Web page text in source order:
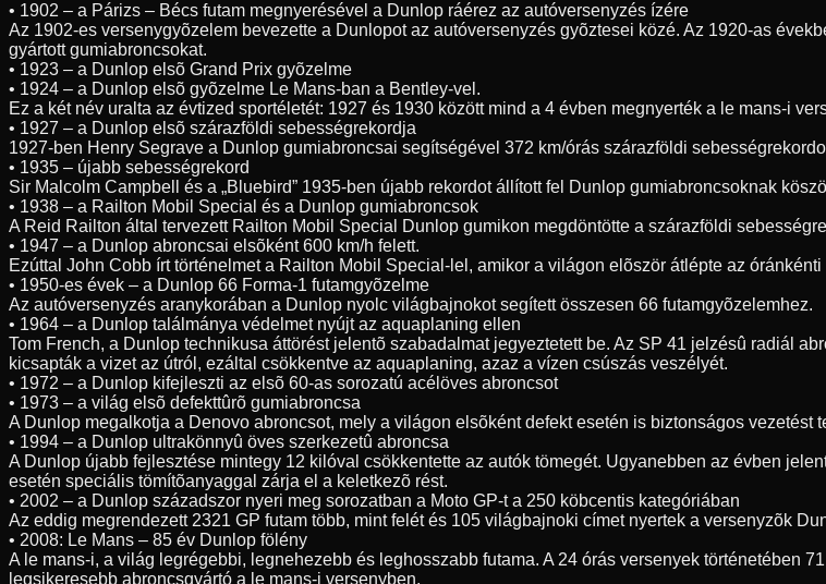
• 1902 – a Párizs – Bécs futam megnyerésével a Dunlop ráérez az autóversenyzés ízére
Az 1902-es versenygyõzelem bevezette a Dunlopot az autóversenyzés gyõztesei közé. Az 1920-as
gyártott gumiabroncsokat.
• 1923 – a Dunlop elsõ Grand Prix gyõzelme
• 1924 – a Dunlop elsõ gyõzelme Le Mans-ban a Bentley-vel.
Ez a két név uralta az évtized sportéletét: 1927 és 1930 között mind a 4 évben megnyerték a le mans-i
• 1927 – a Dunlop elsõ szárazföldi sebességrekordja
1927-ben Henry Segrave a Dunlop gumiabroncsai segítségével 372 km/órás szárazföldi
• 1935 – újabb sebességrekord
Sir Malcolm Campbell és a „Bluebird” 1935-ben újabb rekordot állított fel Dunlop gumiabroncsoknak
• 1938 – a Railton Mobil Special és a Dunlop gumiabroncsok
A Reid Railton által tervezett Railton Mobil Special Dunlop gumikon megdöntötte a szárazföldi
• 1947 – a Dunlop abroncsai elsõként 600 km/h felett.
Ezúttal John Cobb írt történelmet a Railton Mobil Special-lel, amikor a világon elõször átlépte az
• 1950-es évek – a Dunlop 66 Forma-1 futamgyõzelme
Az autóversenyzés aranykorában a Dunlop nyolc világbajnokot segített összesen 66 futamgyõzelemhez.
• 1964 – a Dunlop találmánya védelmet nyújt az aquaplaning ellen
Tom French, a Dunlop technikusa áttörést jelentõ szabadalmat jegyeztetett be. Az SP 41 jelzésû radiál
kicsapták a vizet az útról, ezáltal csökkentve az aquaplaning, azaz a vízen csúszás veszélyét.
• 1972 – a Dunlop kifejleszti az elsõ 60-as sorozatú acélöves abroncsot
• 1973 – a világ elsõ defekttûrõ gumiabroncsa
A Dunlop megalkotja a Denovo abroncsot, mely a világon elsõként defekt esetén is biztonságos vezetést
• 1994 – a Dunlop ultrakönnyû öves szerkezetû abroncsa
A Dunlop újabb fejlesztése mintegy 12 kilóval csökkentette az autók tömegét. Ugyanebben az évben
esetén speciális tömítõanyaggal zárja el a keletkezõ rést.
• 2002 – a Dunlop századszor nyeri meg sorozatban a Moto GP-t a 250 köbcentis kategóriában
Az eddig megrendezett 2321 GP futam több, mint felét és 105 világbajnoki címet nyertek a versenyzõk
• 2008: Le Mans – 85 év Dunlop fölény
A le mans-i, a világ legrégebbi, legnehezebb és leghosszabb futama. A 24 órás versenyek történetében
legsikeresebb abroncsgyártó a le mans-i versenyben.